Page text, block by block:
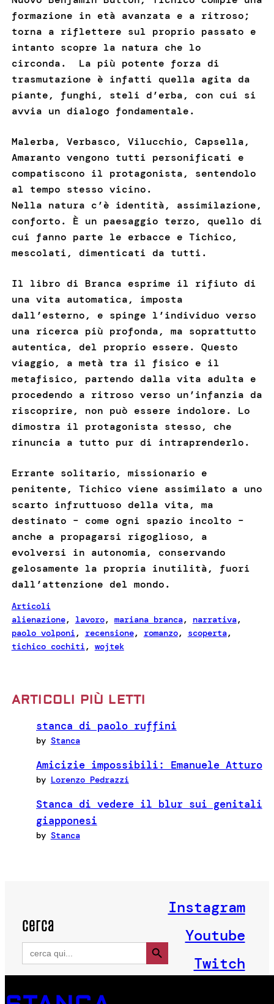
formazione in età avanzata e a ritroso;
torna a riflettere sul proprio passato e
intanto scopre la natura che lo
circonda. La più potente forza di
trasmutazione è infatti quella agita da
piante, funghi, steli d’erba, con cui si
avvia un dialogo fondamentale.
Malerba, Verbasco, Vilucchio, Capsella,
Amaranto vengono tutti personificati e
compatiscono il protagonista, sentendolo
al tempo stesso vicino.
Nella natura c’è identità, assimilazione,
conforto. È un paesaggio terzo, quello di
cui fanno parte le erbacce e Tichico,
mescolati, dimenticati da tutti.
Il libro di Branca esprime il rifiuto di
una vita automatica, imposta
dall’esterno, e spinge l’individuo verso
una ricerca più profonda, ma soprattutto
autentica, del proprio essere. Questo
viaggio, a metà tra il fisico e il
metafisico, partendo dalla vita adulta e
procedendo a ritroso verso un’infanzia da
riscoprire, non può essere indolore. Lo
dimostra il protagonista stesso, che
rinuncia a tutto pur di intraprenderlo.
Errante solitario, missionario e
penitente, Tichico viene assimilato a uno
scarto infruttuoso della vita, ma
destinato – come ogni spazio incolto –
anche a propagarsi rigoglioso, a
evolversi in autonomia, conservando
gelosamente la propria inutilità, fuori
dall’attenzione del mondo.
Articoli
alienazione, lavoro, mariana branca, narrativa
paolo volponi, recensione, romanzo, scoperta
tichico cochiti, wojtek
ARTICOLI PIÙ LETTI
stanca di paolo ruffini
by Stanca
Amicizie impossibili: Emanuele Atturo
by Lorenzo Pedrazzi
Stanca di vedere il blur sui genitali
giapponesi
by Stanca
cerca
Search
for:
Search Button
Instagram
Youtube
Twitch